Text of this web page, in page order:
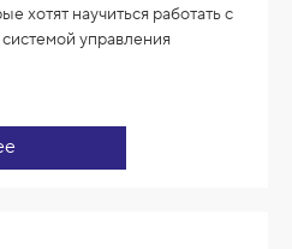
хотят научиться работать с
управления